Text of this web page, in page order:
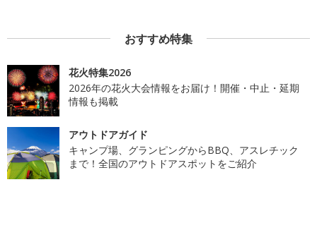
おすすめ特集
花火特集2026
2026年の花火大会情報をお届け！開催・中止・延期
情報も掲載
アウトドアガイド
キャンプ場、グランピングからBBQ、アスレチック
まで！全国のアウトドアスポットをご紹介